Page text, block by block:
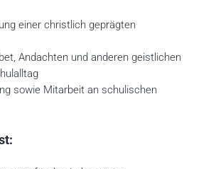
einer christlich geprägten
Andachten und anderen geistlichen
sowie Mitarbeit an schulischen